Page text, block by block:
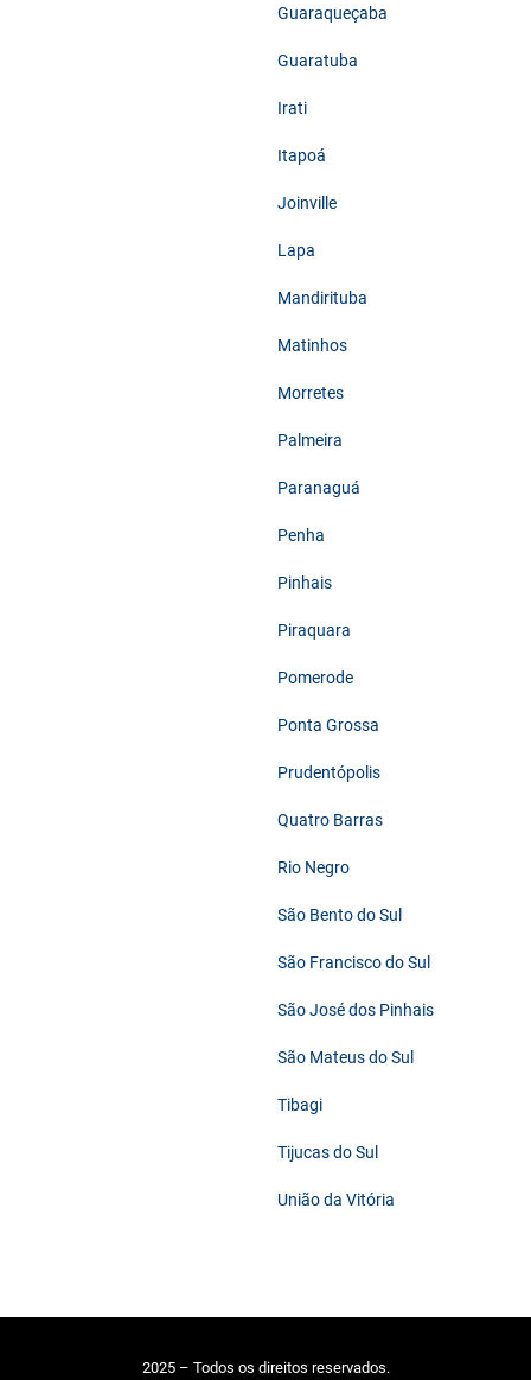
Guaraqueçaba
Guaratuba
Irati
Itapoá
Joinville
Lapa
Mandirituba
Matinhos
Morretes
Palmeira
Paranaguá
Penha
Pinhais
Piraquara
Pomerode
Ponta Grossa
Prudentópolis
Quatro Barras
Rio Negro
São Bento do Sul
São Francisco do Sul
São José dos Pinhais
São Mateus do Sul
Tibagi
Tijucas do Sul
União da Vitória
2025 – Todos os direitos reservados.